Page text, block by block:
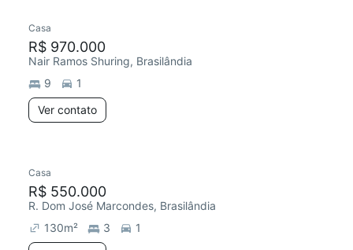
Casa
R$ 970.000
Nair Ramos Shuring, Brasilândia
9
1
Ver contato
Casa
R$ 550.000
R. Dom José Marcondes, Brasilândia
130m² 3
1